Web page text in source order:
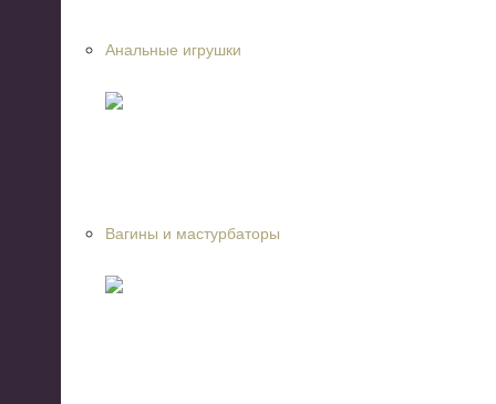
Анальные игрушки
Вагины и мастурбаторы